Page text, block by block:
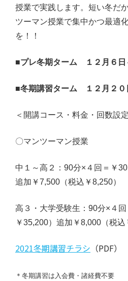
授業で実践します。短い冬だ
ツーマン授業で集中かつ最適
を！！
■プレ冬期ターム １２月６日
■冬期講習ターム １２月２０
＜開講コース・料金・回数設
〇マンツーマン授業
中１～高２：90分×４回＝￥
追加￥7,500（税込￥8,250）
高３・大学受験生：90分×４
￥35,200）追加￥8,000（税込
2021冬期講習チラシ （PDF）
＊冬期講習は入会費・諸経費不要